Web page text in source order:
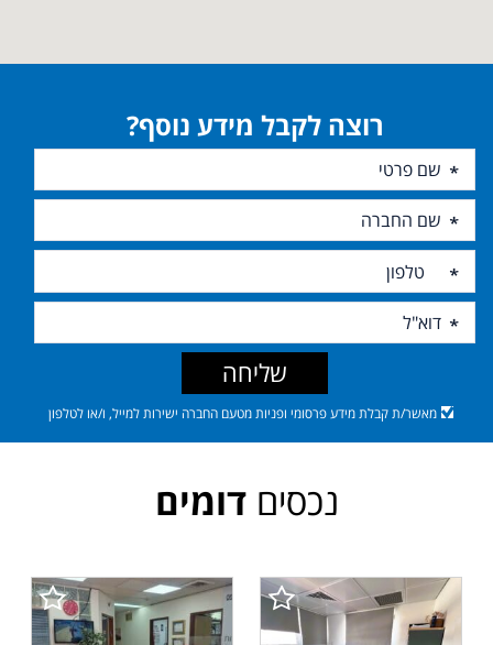
רוצה לקבל מידע נוסף?
מאשר/ת קבלת מידע פרסומי ופניות מטעם החברה ישירות למייל, ו/או לטלפון
שליחה
נכסיםדומים